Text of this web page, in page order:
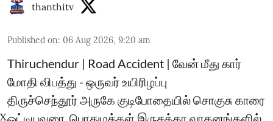
thanthitv
Published on: 06 Aug 2026, 9:20 am
Thiruchendur | Road Accident | வேன் மீது கார்
மோதி விபத்து - ஒருவர் உயிரிழப்பு
திருச்செந்தூர் அருகே குடிபோதையில் சொகுசு காரை
ஓட்டியவரை, பொதுமக்கள் இருசக்கர வாகனங்களில்
X